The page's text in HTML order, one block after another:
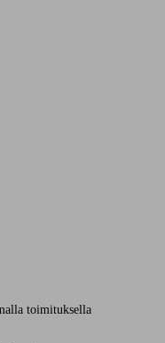
toimituksella